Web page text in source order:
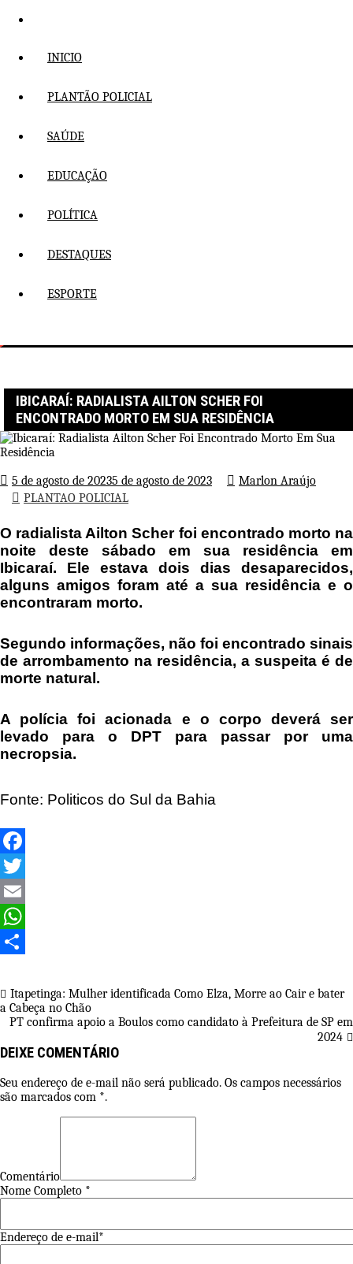
Pular
conteúdo INICIO
PLANTÃO POLICIAL
SAÚDE
EDUCAÇÃO
POLÍTICA
DESTAQUES
ESPORTE
IBICARAÍ: RADIALISTA AILTON SCHER FOI
ENCONTRADO MORTO EM SUA RESIDÊNCIA
5 de agosto de 20235 de agosto de 2023
Marlon Araújo
PLANTAO POLICIAL
O radialista Ailton Scher foi encontrado morto na
noite deste sábado em sua residência em
Ibicaraí. Ele estava dois dias desaparecidos,
alguns amigos foram até a sua residência e o
encontraram morto.
Segundo informações, não foi encontrado sinais
de arrombamento na residência, a suspeita é de
morte natural.
A polícia foi acionada e o corpo deverá ser
levado para o DPT para passar por uma
necropsia.
Fonte: Politicos do Sul da Bahia
Facebook
Twitter
Email
WhatsApp
Navegação
de
Itapetinga: Mulher identificada Como Elza, Morre ao Cair e bater
a Cabeça no Chão
PT confirma apoio a Boulos como candidato à Prefeitura de SP em
2024
DEIXE COMENTÁRIO
Seu endereço de e-mail não será publicado. Os campos necessários
são marcados com *.
Comentário
Nome Completo *
Endereço de e-mail*